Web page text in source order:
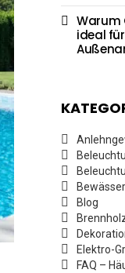
Warum
ideal
Blog
Elektro-
FAQ –